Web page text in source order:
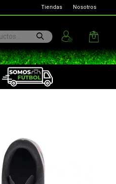
Tiendas Nosotros